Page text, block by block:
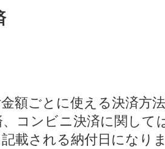
額ごとに使える決済方
コンビニ決済に関して
載される納付日になり